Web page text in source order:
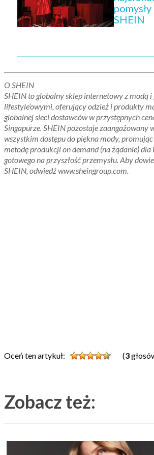
SHEIN
O SHEIN
SHEIN to globalny sklep internetowy z modą
lifestyle’owymi, oferujący odzież i produkty
globalnej sieci dostawców w przystępnych
Singapurze. SHEIN pozostaje zaangażowany
wszystkim dostępu do piękna mody,
metodę produkcji on demand (na żądanie) dla
gotowego na przyszłość przemysłu. Aby
SHEIN, odwiedź www.sheingroup.com.
Oceń ten artykuł: (3
Zobacz też: